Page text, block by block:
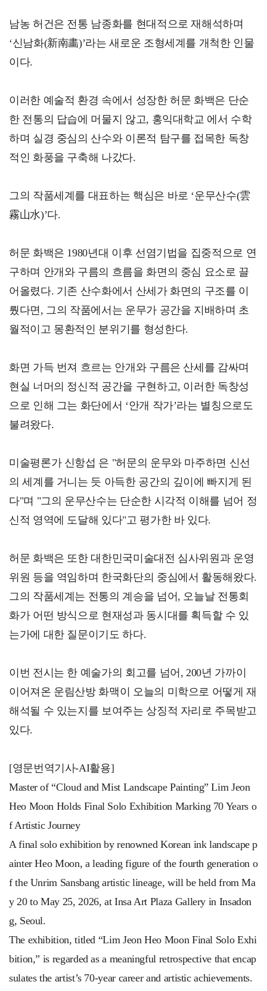
남농 허건은 전통 남종화를 현대적으로 재해석하며
‘신남화(新南畵)’라는 새로운 조형세계를 개척한 인물
이다.
이러한 예술적 환경 속에서 성장한 허문 화백은 단순
한 전통의 답습에 머물지 않고, 홍익대학교 에서 수학
하며 실경 중심의 산수와 이론적 탐구를 접목한 독창
적인 화풍을 구축해 나갔다.
그의 작품세계를 대표하는 핵심은 바로 ‘운무산수(雲
霧山水)’다.
허문 화백은 1980년대 이후 선염기법을 집중적으로 연
구하며 안개와 구름의 흐름을 화면의 중심 요소로 끌
어올렸다. 기존 산수화에서 산세가 화면의 구조를 이
뤘다면, 그의 작품에서는 운무가 공간을 지배하며 초
월적이고 몽환적인 분위기를 형성한다.
화면 가득 번져 흐르는 안개와 구름은 산세를 감싸며
현실 너머의 정신적 공간을 구현하고, 이러한 독창성
으로 인해 그는 화단에서 ‘안개 작가’라는 별칭으로도
불려왔다.
미술평론가 신항섭 은 "허문의 운무와 마주하면 신선
의 세계를 거니는 듯 아득한 공간의 깊이에 빠지게 된
다"며 "그의 운무산수는 단순한 시각적 이해를 넘어 정
신적 영역에 도달해 있다"고 평가한 바 있다.
허문 화백은 또한 대한민국미술대전 심사위원과 운영
위원 등을 역임하며 한국화단의 중심에서 활동해왔다.
그의 작품세계는 전통의 계승을 넘어, 오늘날 전통회
화가 어떤 방식으로 현재성과 동시대를 획득할 수 있
는가에 대한 질문이기도 하다.
이번 전시는 한 예술가의 회고를 넘어, 200년 가까이
이어져온 운림산방 화맥이 오늘의 미학으로 어떻게 재
해석될 수 있는지를 보여주는 상징적 자리로 주목받고
있다.
[영문번역기사-AI활용]
Master of “Cloud and Mist Landscape Painting” Lim Jeon
Heo Moon Holds Final Solo Exhibition Marking 70 Years o
f Artistic Journey
A final solo exhibition by renowned Korean ink landscape p
ainter Heo Moon, a leading figure of the fourth generation o
f the Unrim Sansbang artistic lineage, will be held from Ma
y 20 to May 25, 2026, at Insa Art Plaza Gallery in Insadon
g, Seoul.
The exhibition, titled “Lim Jeon Heo Moon Final Solo Exhi
bition,” is regarded as a meaningful retrospective that encap
sulates the artist’s 70-year career and artistic achievements.